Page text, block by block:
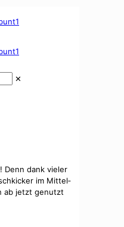
✕
Denn dank viel­er
im Mit­tel­
ab jet­zt genutzt